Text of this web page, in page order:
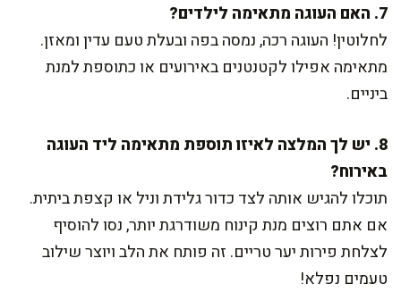
7. האם העוגה מתאימה לילדים?
לחלוטין! העוגה רכה, נמסה בפה ובעלת טעם עדין ומאזן.
מתאימה אפילו לקטנטנים באירועים או כתוספת למנת
ביניים.
8. יש לך המלצה לאיזו תוספת מתאימה ליד העוגה
באירוח?
תוכלו להגיש אותה לצד כדור גלידת וניל או קצפת ביתית.
אם אתם רוצים מנת קינוח משודרגת יותר, נסו להוסיף
לצלחת פירות יער טריים. זה פותח את הלב ויוצר שילוב
טעמים נפלא!